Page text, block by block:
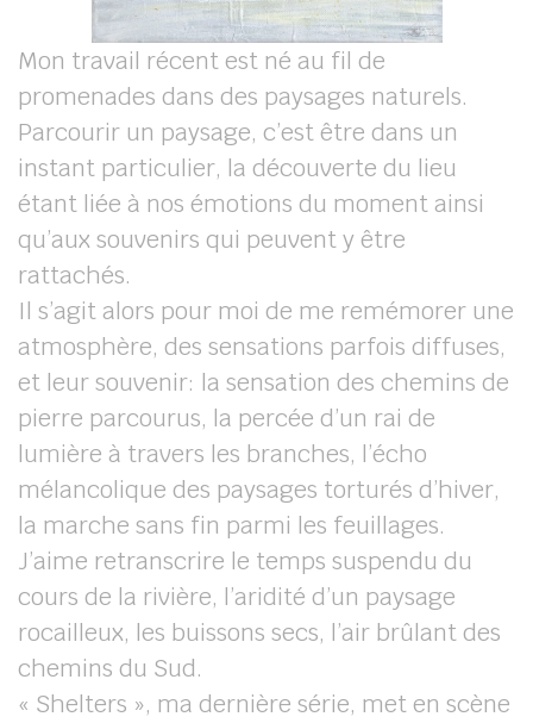
Mon travail récent est né au fil de
promenades dans des paysages naturels.
Parcourir un paysage, c’est être dans un
instant particulier, la découverte du lieu
étant liée à nos émotions du moment ainsi
qu’aux souvenirs qui peuvent y être
rattachés.
Il s’agit alors pour moi de me remémorer une
atmosphère, des sensations parfois diffuses,
et leur souvenir: la sensation des chemins de
pierre parcourus, la percée d’un rai de
lumière à travers les branches, l’écho
mélancolique des paysages torturés d’hiver,
la marche sans fin parmi les feuillages.
J’aime retranscrire le temps suspendu du
cours de la rivière, l’aridité d’un paysage
rocailleux, les buissons secs, l’air brûlant des
chemins du Sud.
« Shelters », ma dernière série, met en scène